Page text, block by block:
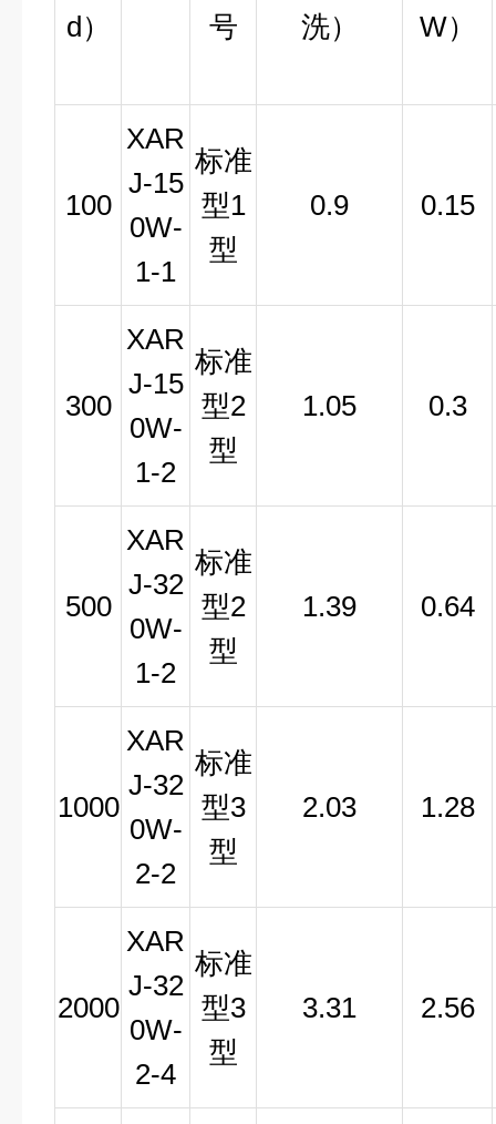
d）
号
洗）
W）
100
XAR
J-15
0W-
1-1
标准
型1
型
0.9 0.15
300
XAR
J-15
0W-
1-2
标准
型2
型
1.05 0.3
500
XAR
J-32
0W-
1-2
标准
型2
型
1.39 0.64
1000
XAR
J-32
0W-
2-2
标准
型3
型
2.03 1.28
2000
XAR
J-32
0W-
2-4
标准
型3
型
3.31 2.56